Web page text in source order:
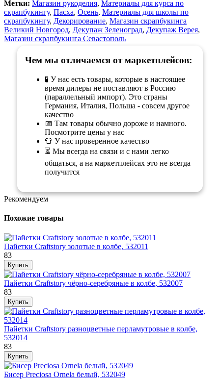
Метки: Магазин рукоделия, Материалы для курса по
скрапбукингу, Пасха, Осень, Материалы для школы по
скрапбукингу, Декорирование, Магазин скрапбукинга
Великий Новгород, Декупаж Зеленоград, Декупаж Верея,
Магазин скрапбукинга Севастополь
Чем мы отличаемся от маркетплейсов:
🧪 У нас есть товары, которые в настоящее
время дилеры не поставляют в Россию
(параллельный импорт). Это страны
Германия, Италия, Польша - совсем другое
качество
📅 Там товары обычно дороже и намного.
Посмотрите цены у нас
👕 У нас проверенное качество
⏳ Мы всегда на связи и с нами легко
общаться, а на маркетплейсах это не всегда
получится
Рекомендуем
Похожие товары
Пайетки Craftstory золотые в колбе, 532011
83
Пайетки Craftstory чёрно-серебряные в колбе, 532007
83
Пайетки Craftstory разноцветные перламутровые в колбе,
532014
83
Бисер Preciosa Ornela белый, 532049